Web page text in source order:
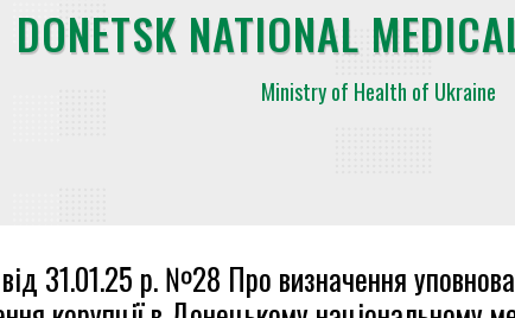
DONETSK NATIONAL
Ministry of Health of Ukraine
31.01.25 р. №28 Про визначення